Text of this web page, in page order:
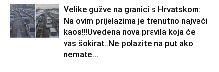
Velike gužve na granici s Hrvatskom:
Na ovim prijelazima je trenutno najveći
kaos!!!Uvedena nova pravila koja će
vas šokirat..Ne polazite na put ako
nemate...